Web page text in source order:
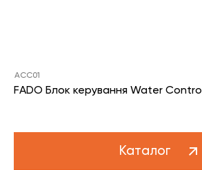
ACC01
FADO Блок керування Water Control
Каталог